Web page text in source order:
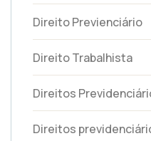
Direito Previenciário
Direito Trabalhista
Direitos
Direitos